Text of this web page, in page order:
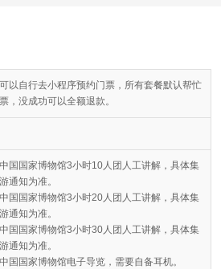
以自行去小程序预约门票，所有套餐默认帮忙
，没成功可以全额退款。
国国家博物馆3小时10人团人工讲解，具体集
通知为准。
国国家博物馆3小时20人团人工讲解，具体集
通知为准。
国国家博物馆3小时30人团人工讲解，具体集
通知为准。
国国家博物馆电子导览，需要自备耳机。